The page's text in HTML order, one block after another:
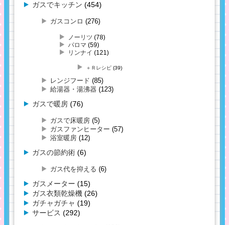
ガスでキッチン (454)
ガスコンロ (276)
ノーリツ (78)
パロマ (59)
リンナイ (121)
＋Ｒレシピ (39)
レンジフード (85)
給湯器・湯沸器 (123)
ガスで暖房 (76)
ガスで床暖房 (5)
ガスファンヒーター (57)
浴室暖房 (12)
ガスの節約術 (6)
ガス代を抑える (6)
ガスメーター (15)
ガス衣類乾燥機 (26)
ガチャガチャ (19)
サービス (292)